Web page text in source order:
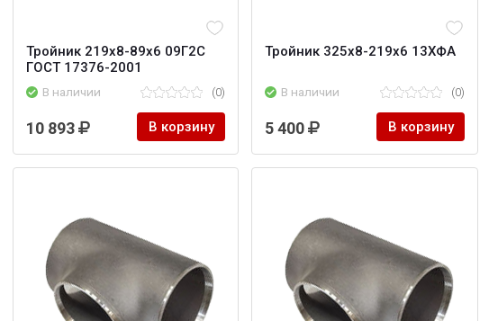
Тройник 219х8-89х6 09Г2С
ГОСТ 17376-2001
В наличии (0)
10 893 В корзину
Тройник 325х8-219х6 13ХФА
В наличии (0)
5 400 В корзину